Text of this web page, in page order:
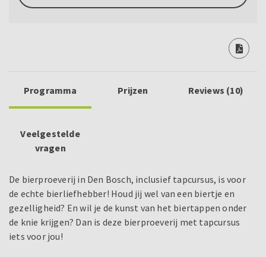
Programma Prijzen Reviews (10)
Veelgestelde
vragen
De bierproeverij in Den Bosch, inclusief tapcursus, is voor
de echte bierliefhebber! Houd jij wel van een biertje en
gezelligheid? En wil je de kunst van het biertappen onder
de knie krijgen? Dan is deze bierproeverij met tapcursus
iets voor jou!